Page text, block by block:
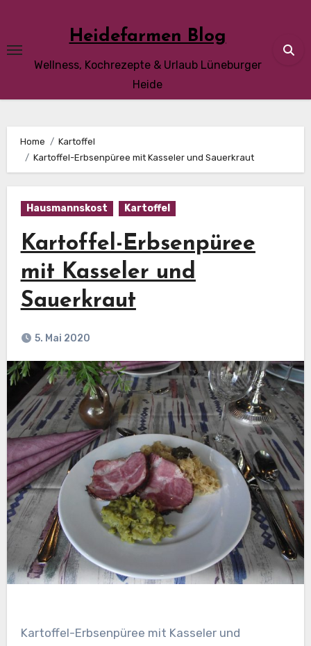
content
Heidefarmen Blog
Wellness, Kochrezepte & Urlaub Lüneburger
Heide
Home
Kartoffel
Kartoffel-Erbsenpüree mit Kasseler und Sauerkraut
Hausmannskost Kartoffel
Kartoffel-Erbsenpüree
mit Kasseler und
Sauerkraut
5. Mai 2020
Kartoffel-Erbsenpüree mit Kasseler und